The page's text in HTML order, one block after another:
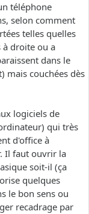
téléphone
selon comment
telles quelles
à droite ou a
dans le
mais couchées dès
logiciels de
qui très
d'office à
Il faut ouvrir la
soit-il (ça
quelques
le bon sens ou
recadrage par